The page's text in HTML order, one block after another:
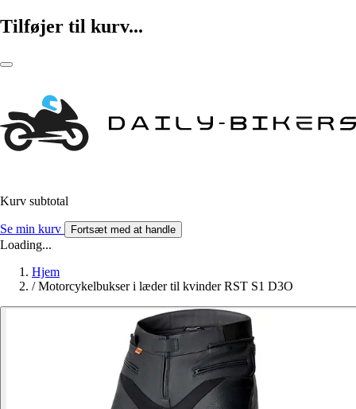
Tilføjer til kurv...
Kurv subtotal
Se min kurv Fortsæt med at handle
Loading...
Hjem
/ Motorcykelbukser i læder til kvinder RST S1 D3O